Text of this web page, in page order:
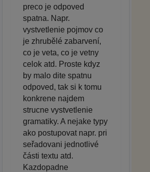
preco je odpoved
spatna. Napr.
vystvetlenie pojmov co
je zhrubělé zabarvení,
co je veta, co je vetny
celok atd. Proste kdyz
by malo dite spatnu
odpoved, tak si k tomu
konkrene najdem
strucne vystvetlenie
gramatiky. A nejake typy
ako postupovat napr. pri
seřadovani jednotlivé
části textu atd.
Kazdopadne